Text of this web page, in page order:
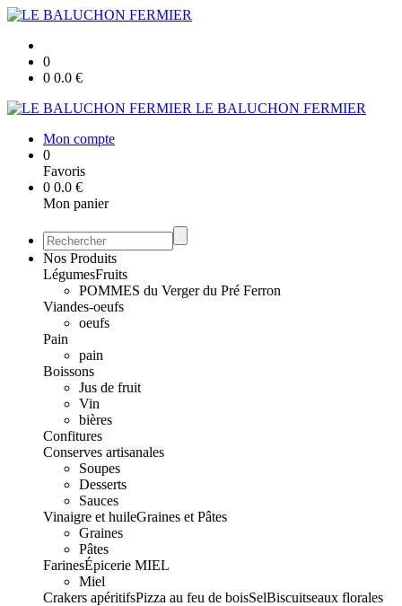
0
0 0.0 €
LE BALUCHON FERMIER
Mon compte
0
Favoris
0 0.0 €
Mon panier
Nos Produits
LégumesFruits
POMMES du Verger du Pré Ferron
Viandes-oeufs
oeufs
Pain
pain
Boissons
Jus de fruit
Vin
bières
Confitures
Conserves artisanales
Soupes
Desserts
Sauces
Vinaigre et huileGraines et Pâtes
Graines
Pâtes
FarinesÉpicerie MIEL
Miel
Crakers apéritifsPizza au feu de boisSelBiscuitseaux florales